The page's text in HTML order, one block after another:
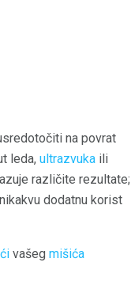
na povrat
leda, ultrazvuka ili
različite rezultate;
dodatnu korist
vašeg mišića